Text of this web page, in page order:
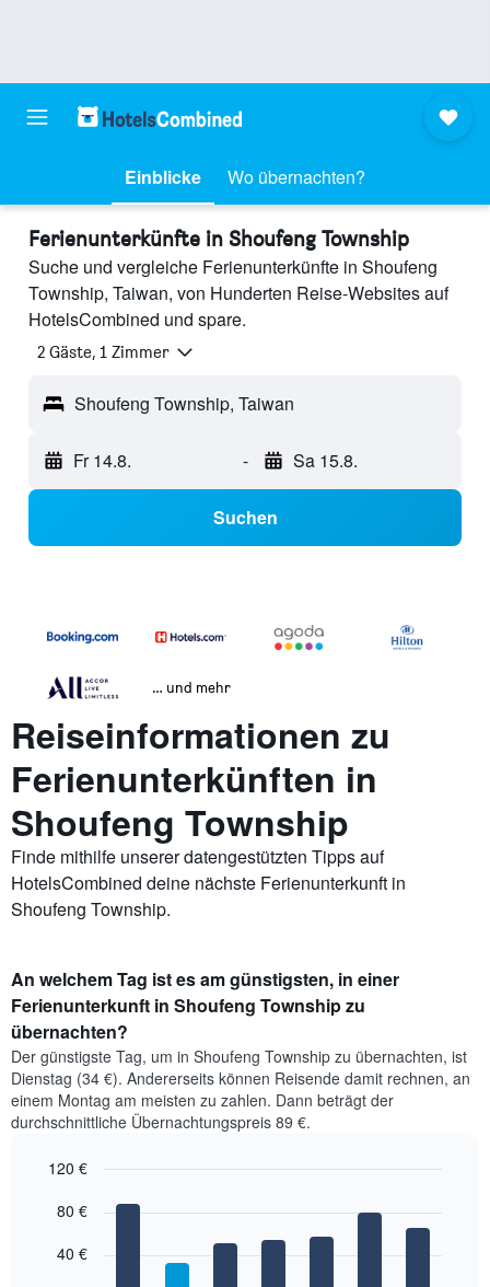
Einblicke Wo übernachten?
Ferienunterkünfte in Shoufeng Township
Suche und vergleiche Ferienunterkünfte in Shoufeng
Township, Taiwan, von Hunderten Reise-Websites auf
HotelsCombined und spare.
2 Gäste, 1 Zimmer
Shoufeng Township, Taiwan
Fr 14.8. - Sa 15.8.
Suchen
… und mehr
Reiseinformationen zu
Ferienunterkünften in
Shoufeng Township
Finde mithilfe unserer datengestützten Tipps auf
HotelsCombined deine nächste Ferienunterkunft in
Shoufeng Township.
An welchem Tag ist es am günstigsten, in einer
Ferienunterkunft in Shoufeng Township zu
übernachten?
Der günstigste Tag, um in Shoufeng Township zu übernachten, ist
Dienstag (34 €). Andererseits können Reisende damit rechnen, an
einem Montag am meisten zu zahlen. Dann beträgt der
durchschnittliche Übernachtungspreis 89 €.
chart
bars.
graphic.
40 €
80 €
120 €